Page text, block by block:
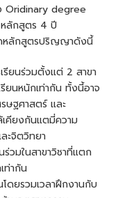
Oridinary degree
ลักสูตร 4 ปี
หลักสูตรปริญญาดังนี้
รียนร่วมตั้งแต่ 2 สาขา
ยนหนักเท่ากัน ทั้งนี้อาจ
รษฐศาสตร์ และ
คียงกันแตมี่ความ
ะจิตวิทยา
วมในสาขาวิชาที่แตก
ท่ากัน
ดยรวมเวลาฝึกงานกับ